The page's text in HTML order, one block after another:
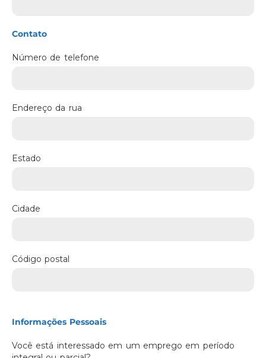
Contato
Número de telefone
Endereço da rua
Estado
Cidade
Código postal
Informações Pessoais
Você está interessado em um emprego em período